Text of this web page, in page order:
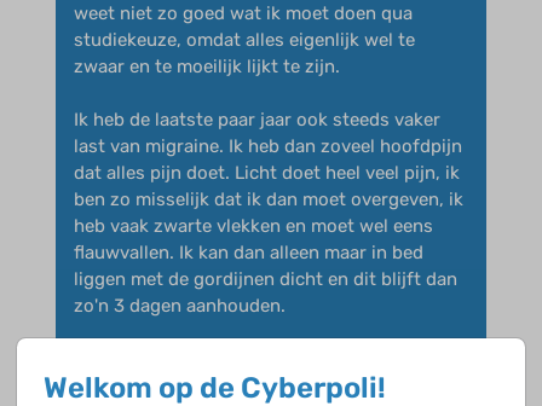
weet niet zo goed wat ik moet doen qua
studiekeuze, omdat alles eigenlijk wel te
zwaar en te moeilijk lijkt te zijn.
Ik heb de laatste paar jaar ook steeds vaker
last van migraine. Ik heb dan zoveel hoofdpijn
dat alles pijn doet. Licht doet heel veel pijn, ik
ben zo misselijk dat ik dan moet overgeven, ik
heb vaak zwarte vlekken en moet wel eens
flauwvallen. Ik kan dan alleen maar in bed
liggen met de gordijnen dicht en dit blijft dan
zo'n 3 dagen aanhouden.
Hebben jullie ook last van migraine met
Welkom op de Cyberpoli!